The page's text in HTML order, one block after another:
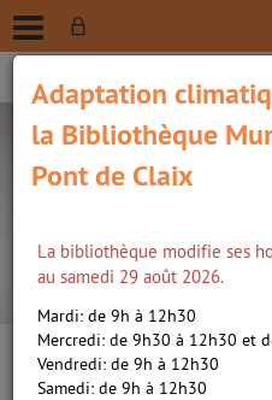
Adaptation
la Bibliothèque
Pont de Claix
La bibliothèque modifie ses
au samedi 29 août 2026.
Mardi: de 9h à 12h30
Mercredi: de 9h30 à 12h30 et
Vendredi: de 9h à 12h30
Samedi: de 9h à 12h30